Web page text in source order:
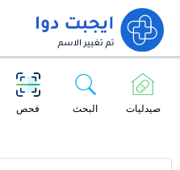
صيدليات البحث فحص